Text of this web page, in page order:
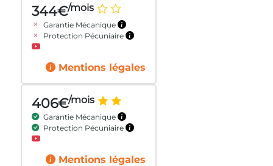
344€/mois
Garantie Mécanique
Protection Pécuniaire
Mentions légales
406€/mois
Garantie Mécanique
Protection Pécuniaire
Mentions légales